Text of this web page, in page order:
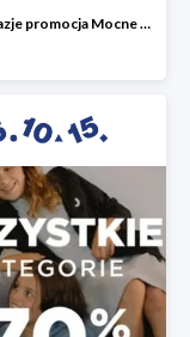
Mega okazje promocja Mocne marki do -70%